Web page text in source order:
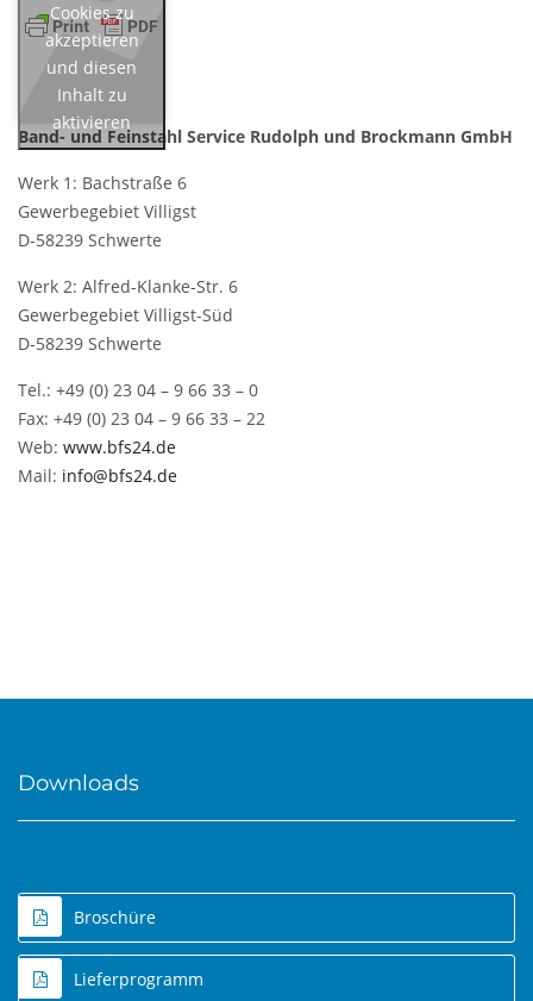
Cookies zu
akzeptieren
und diesen
Inhalt zu
aktivieren
Band- und Feinstahl Service Rudolph und Brockmann GmbH
Werk 1: Bachstraße 6
Gewerbegebiet Villigst
D-58239 Schwerte
Werk 2: Alfred-Klanke-Str. 6
Gewerbegebiet Villigst-Süd
D-58239 Schwerte
Tel.: +49 (0) 23 04 – 9 66 33 – 0
Fax: +49 (0) 23 04 – 9 66 33 – 22
Web: www.bfs24.de
Mail: info@bfs24.de
Downloads
Broschüre
Lieferprogramm